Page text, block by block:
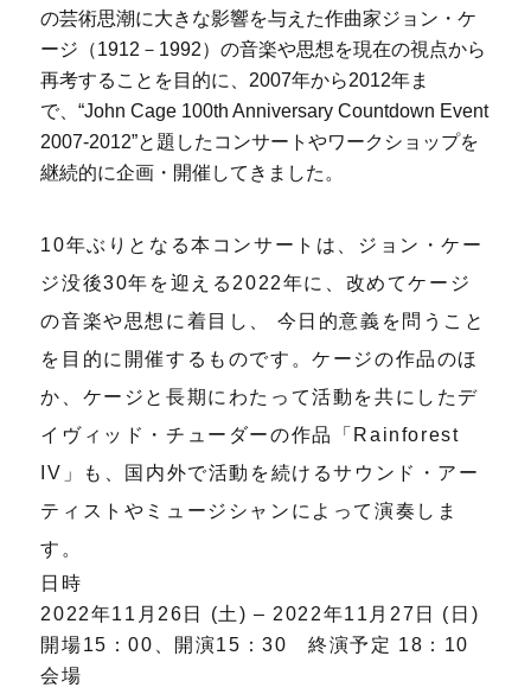
の芸術思潮に大きな影響を与えた作曲家ジョン・ケ
ージ（1912－1992）の音楽や思想を現在の視点から
再考することを目的に、2007年から2012年ま
で、“John Cage 100th Anniversary Countdown Event
2007-2012”と題したコンサートやワークショップを
継続的に企画・開催してきました。
10年ぶりとなる本コンサートは、ジョン・ケー
ジ没後30年を迎える2022年に、改めてケージ
の音楽や思想に着目し、 今日的意義を問うこと
を目的に開催するものです。ケージの作品のほ
か、ケージと長期にわたって活動を共にしたデ
イヴィッド・チューダーの作品「Rainforest
IV」も、国内外で活動を続けるサウンド・アー
ティストやミュージシャンによって演奏しま
す。
日時
2022年11月26日 (土) – 2022年11月27日 (日)
開場15：00、開演15：30 終演予定 18：10
会場